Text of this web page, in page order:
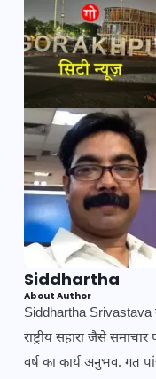
Siddhartha
About Author
Siddhartha Srivastava
राष्ट्रीय सहारा जैसे
वर्ष का कार्य अनुभव. गत